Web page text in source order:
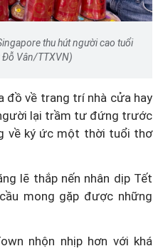
thu hút người cao tuổi
Đỗ Vân/TTXVN)
đồ về trang trí nhà cửa hay
lại trầm tư đứng trước
về ký ức một thời tuổi thơ
lẽ thắp nến nhân dịp Tết
mong gặp được những
nhộn nhịp hơn với khá